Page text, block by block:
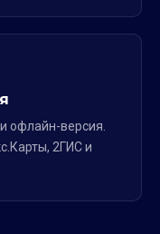
офлайн-версия.
2ГИС и